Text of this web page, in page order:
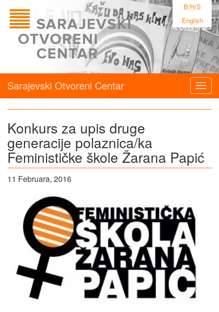
B/H/S
English
Sarajevski Otvoreni Centar
Konkurs za upis druge
generacije polaznica/ka
Feminističke škole Žarana Papić
11 Februara, 2016